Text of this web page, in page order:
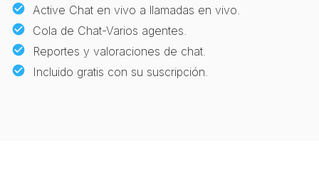
Active Chat en vivo a llamadas en vivo.
Cola de Chat-Varios agentes.
Reportes y valoraciones de chat.
Incluido gratis con su suscripción.